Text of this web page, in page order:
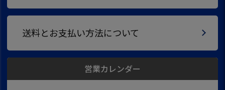
送料とお支払い方法について
営業カレンダー